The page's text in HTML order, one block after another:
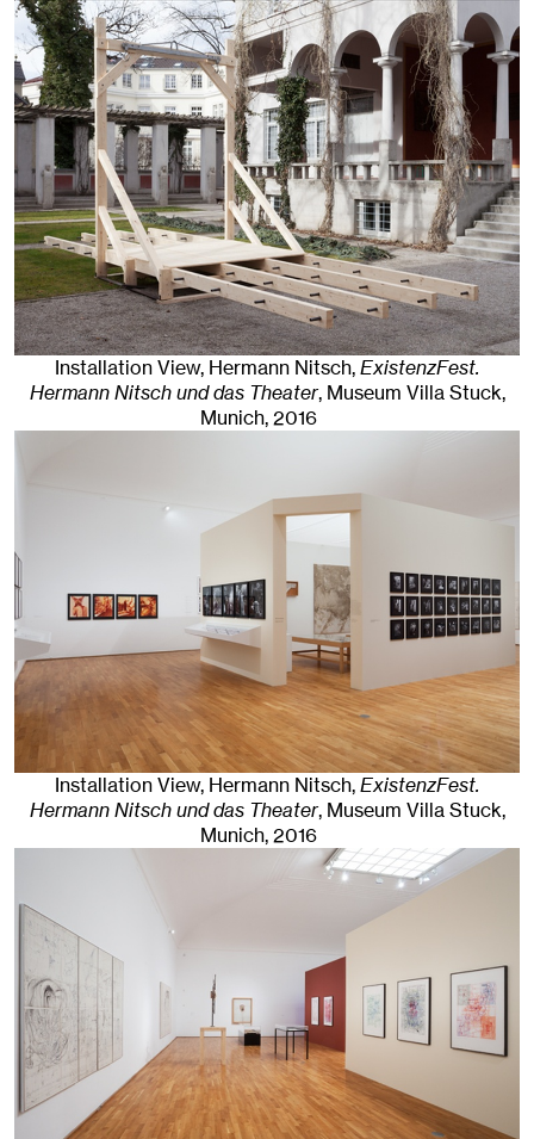
Installation View, Hermann Nitsch,ExistenzFest.
Hermann Nitsch und das Theater, Museum Villa Stuck,
Munich, 2016
Installation View, Hermann Nitsch,ExistenzFest.
Hermann Nitsch und das Theater, Museum Villa Stuck,
Munich, 2016